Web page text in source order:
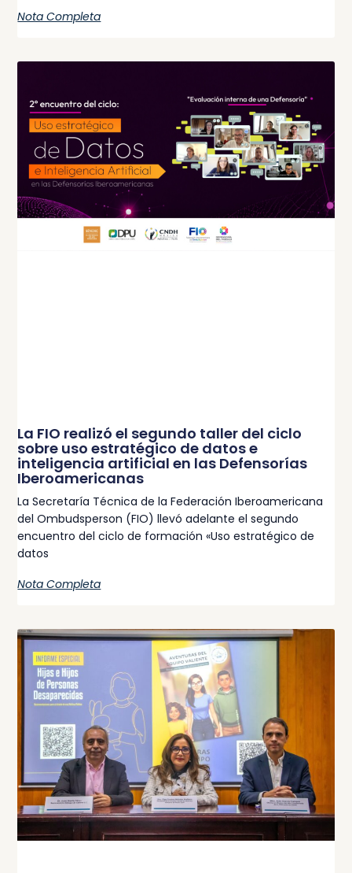
Nota Completa
La FIO realizó el segundo taller del ciclo
sobre uso estratégico de datos e
inteligencia artificial en las Defensorías
Iberoamericanas
La Secretaría Técnica de la Federación Iberoamericana
del Ombudsperson (FIO) llevó adelante el segundo
encuentro del ciclo de formación «Uso estratégico de
datos
Nota Completa